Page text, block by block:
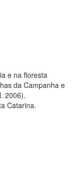
e na floresta
da Campanha e
2006).
Catarina.